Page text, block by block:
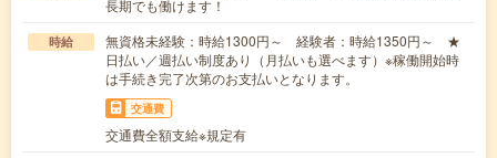
長期でも働けます！
時給
無資格未経験：時給1300円～ 経験者：時給1350円～ ★
日払い／週払い制度あり（月払いも選べます）※稼働開始時
は手続き完了次第のお支払いとなります。
交通費
交通費全額支給※規定有